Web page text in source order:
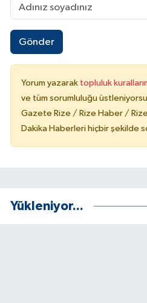
Gönder
Yorum yazarak topluluk
ve tüm sorumluluğu
Gazete Rize / Rize Haber /
Dakika Haberleri hiçbir şekilde
Yükleniyor...